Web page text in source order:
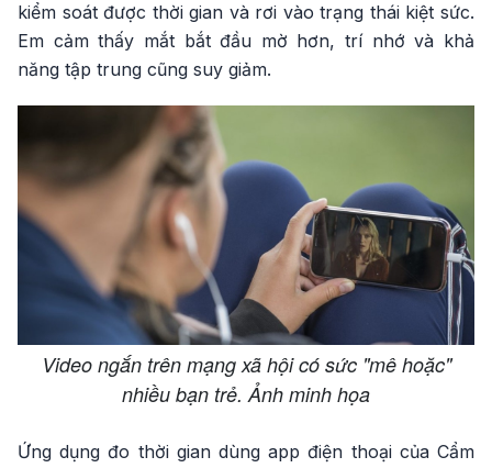
kiểm soát được thời gian và rơi vào trạng thái kiệt sức.
Em cảm thấy mắt bắt đầu mờ hơn, trí nhớ và khả
năng tập trung cũng suy giảm.
Video ngắn trên mạng xã hội có sức "mê hoặc"
nhiều bạn trẻ. Ảnh minh họa
Ứng dụng đo thời gian dùng app điện thoại của Cẩm